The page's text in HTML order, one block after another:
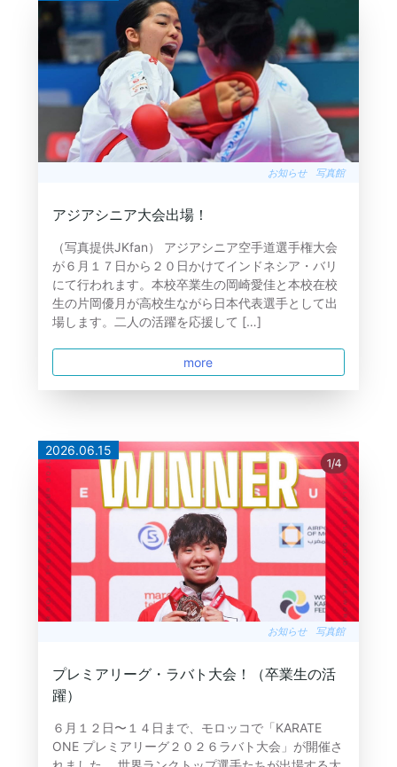
お知らせ 写真館
アジアシニア大会出場！
（写真提供JKfan） アジアシニア空手道選手権大会
が６月１７日から２０日かけてインドネシア・バリ
にて行われます。本校卒業生の岡崎愛佳と本校在校
生の片岡優月が高校生ながら日本代表選手として出
場します。二人の活躍を応援して […]
more
2026.06.15
お知らせ 写真館
プレミアリーグ・ラバト大会！（卒業生の活
躍）
６月１２日〜１４日まで、モロッコで「KARATE
ONE プレミアリーグ２０２６ラバト大会」が開催さ